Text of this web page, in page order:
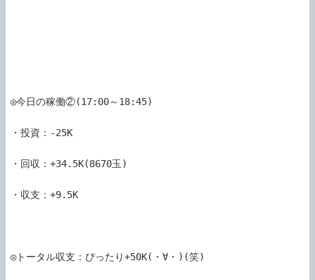
◎今日の稼働②(17:00～18:45)
・投資：-25K
・回収：+34.5K(8670玉)
・収支：+9.5K
◎トータル収支：ぴったり+50K(・∀・)(笑)